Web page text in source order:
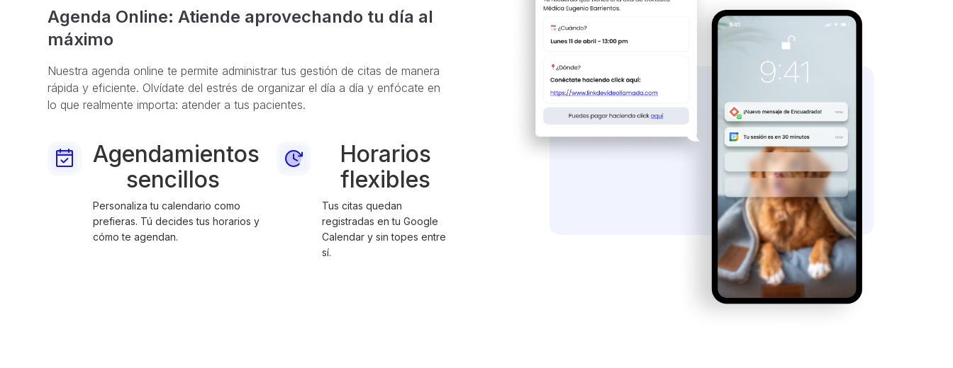
Agenda Online: Atiende aprovechando tu día al
máximo
Nuestra agenda online te permite administrar tus gestión de citas de manera
rápida y eficiente. Olvídate del estrés de organizar el día a día y enfócate en
lo que realmente importa: atender a tus pacientes.
Agendamientos
sencillos
Personaliza tu calendario como
prefieras. Tú decides tus horarios y
cómo te agendan.
Horarios
flexibles
Tus citas quedan
registradas en tu Google
Calendar y sin topes entre
sí.